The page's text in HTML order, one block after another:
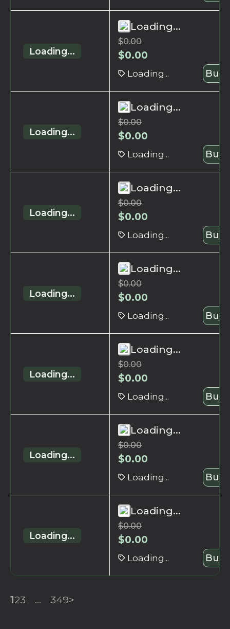
Loading...
Loading...
$0.00
$0.00
Loading... Buy
Loading...
Loading...
$0.00
$0.00
Loading... Buy
Loading...
Loading...
$0.00
$0.00
Loading... Buy
Loading...
Loading...
$0.00
$0.00
Loading... Buy
Loading...
Loading...
$0.00
$0.00
Loading... Buy
Loading...
Loading...
$0.00
$0.00
Loading... Buy
Loading...
Loading...
$0.00
$0.00
Loading... Buy
123 ... 349>